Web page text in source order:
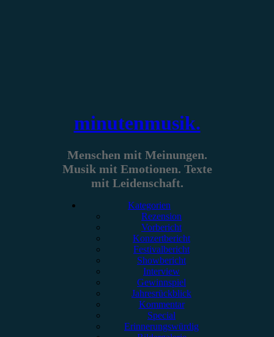
minutenmusik.
Menschen mit Meinungen.
Musik mit Emotionen. Texte
mit Leidenschaft.
Kategorien
Rezension
Vorbericht
Konzertbericht
Festivalbericht
Showbericht
Interview
Gewinnspiel
Jahresrückblick
Kommentar
Special
Erinnerungswürdig